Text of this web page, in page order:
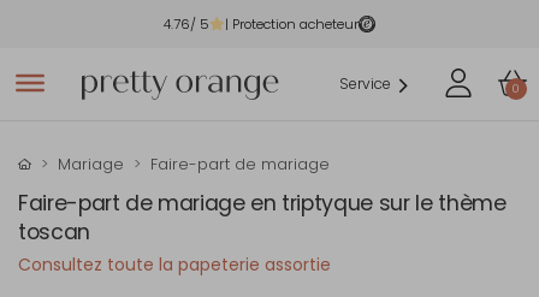
4.76/ 5 | Protection acheteur
Service 0
Mariage Faire-part de mariage
Faire-part de mariage en triptyque sur le thème
toscan
Consultez toute la papeterie assortie